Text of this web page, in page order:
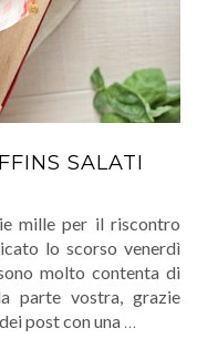
SALATI
mille per il riscontro
lo scorso venerdì
molto contenta di
parte vostra, grazie
post con una …